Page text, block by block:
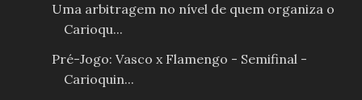
Uma arbitragem no nível de quem organiza o
Carioqu...
Pré-Jogo: Vasco x Flamengo - Semifinal -
Carioquin...